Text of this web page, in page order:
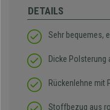
DETAILS
Sehr bequemes,
Dicke Polsterung
Rückenlehne mit
Stoffbezug aus